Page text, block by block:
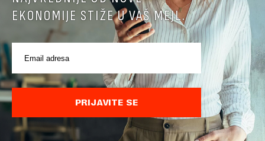
POVEZANI SADRŽAJI
EKONOMIJE STIŽE U VAŠ MEJL.
PRIJAVITE SE